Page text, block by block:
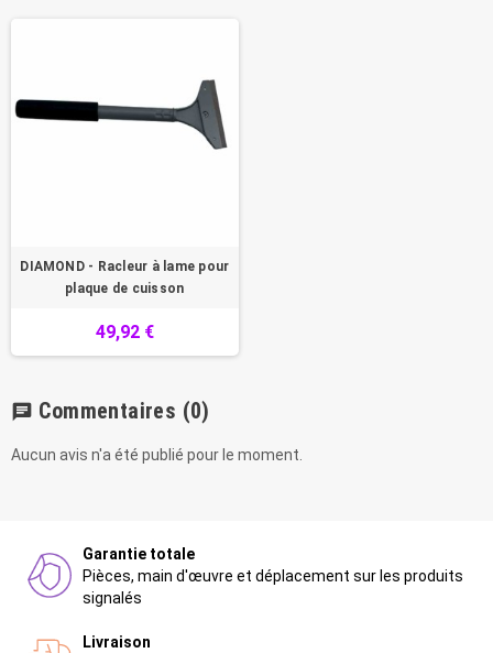
DIAMOND - Racleur à lame pour
plaque de cuisson
49,92 €
chat Commentaires (0)
Aucun avis n'a été publié pour le moment.
Garantie totale
Pièces, main d'œuvre et déplacement sur les produits
signalés
Livraison